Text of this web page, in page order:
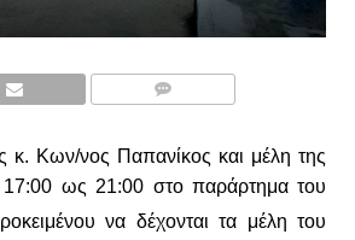
κ. Κων/νος Παπανίκος και μέλη της
17:00 ως 21:00 στο παράρτημα του
να δέχονται τα μέλη του